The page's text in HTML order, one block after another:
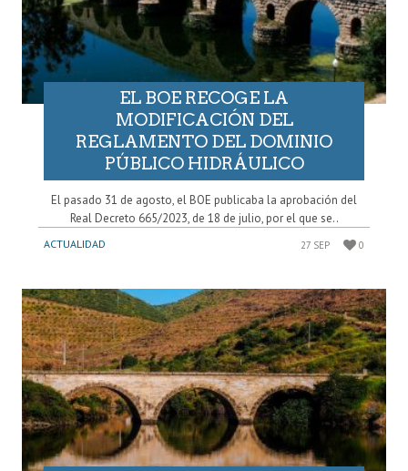
EL BOE RECOGE LA
MODIFICACIÓN DEL
REGLAMENTO DEL DOMINIO
PÚBLICO HIDRÁULICO
El pasado 31 de agosto, el BOE publicaba la aprobación del
Real Decreto 665/2023, de 18 de julio, por el que se..
ACTUALIDAD 27 SEP 0